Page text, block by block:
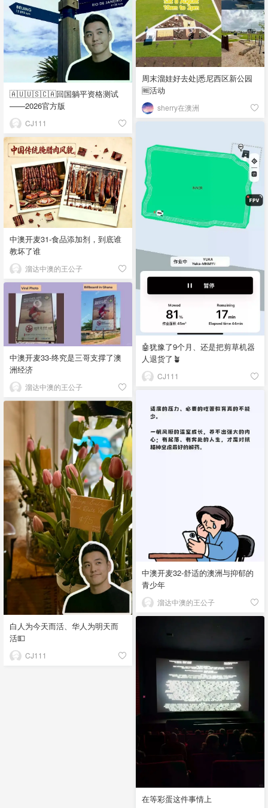
周末溜娃好去处|悉尼西区新公园
🆓活动
sherry在澳洲
🇦🇺🇺🇸🇨🇦回国躺平资格测试
——2026官方版
CJ111
🤖犹豫了9个月、还是把剪草机器
人退货了🪴
CJ111
中澳开麦31-食品添加剂，到底谁
教坏了谁
溜达中澳的王公子
中澳开麦33-终究是三哥支撑了澳
洲经济
溜达中澳的王公子
中澳开麦32-舒适的澳洲与抑郁的
青少年
溜达中澳的王公子
白人为今天而活、华人为明天而
活💵
CJ111
在等彩蛋这件事情上